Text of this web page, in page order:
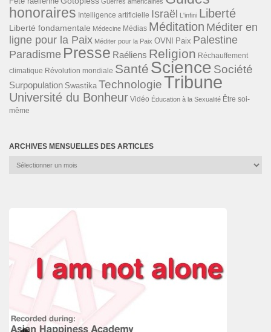
honoraires Intelligence artificielle Israël L'infini Liberté
Liberté fondamentale Médecine Médias Méditation Méditer en
ligne pour la Paix Méditer pour la Paix OVNI Paix Palestine
Paradisme Presse Raéliens Religion Réchauffement
climatique Révolution mondiale Santé Science Société
Surpopulation Swastika TechnologieTribune
Université du Bonheur Vidéo Éducation à la Sexualité Être soi-
même
ARCHIVES MENSUELLES DES ARTICLES
Archives